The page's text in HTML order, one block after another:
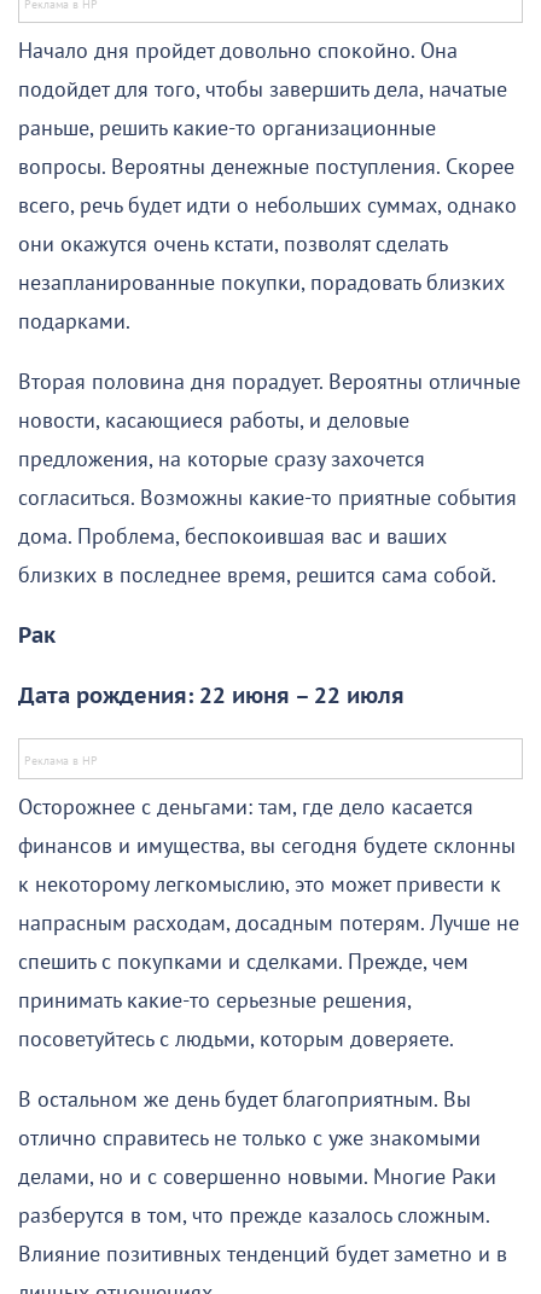
Начало дня пройдет довольно спокойно. Она
подойдет для того, чтобы завершить дела, начатые
раньше, решить какие-то организационные
вопросы. Вероятны денежные поступления. Скорее
всего, речь будет идти о небольших суммах, однако
они окажутся очень кстати, позволят сделать
незапланированные покупки, порадовать близких
подарками.
Вторая половина дня порадует. Вероятны отличные
новости, касающиеся работы, и деловые
предложения, на которые сразу захочется
согласиться. Возможны какие-то приятные события
дома. Проблема, беспокоившая вас и ваших
близких в последнее время, решится сама собой.
Рак
Дата рождения: 22 июня – 22 июля
Осторожнее с деньгами: там, где дело касается
финансов и имущества, вы сегодня будете склонны
к некоторому легкомыслию, это может привести к
напрасным расходам, досадным потерям. Лучше не
спешить с покупками и сделками. Прежде, чем
принимать какие-то серьезные решения,
посоветуйтесь с людьми, которым доверяете.
В остальном же день будет благоприятным. Вы
отлично справитесь не только с уже знакомыми
делами, но и с совершенно новыми. Многие Раки
разберутся в том, что прежде казалось сложным.
Влияние позитивных тенденций будет заметно и в